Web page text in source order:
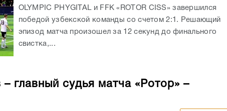
OLYMPIC PHYGITAL и FFK «ROTOR CISS» завершился
победой узбекской команды со счетом 2:1. Решающий
эпизод матча произошел за 12 секунд до финального
свистка,...
главный судья матча «Ротор» –